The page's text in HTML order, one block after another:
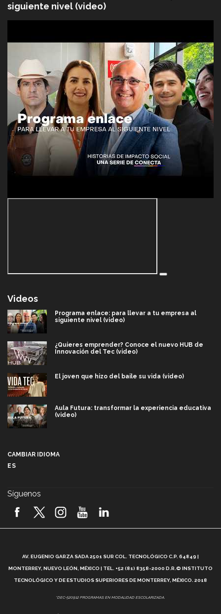
siguiente nivel (video)
Videos
Programa enlace: para llevar a tu empresa al
siguiente nivel (video)
¿Quieres emprender? Conoce el nuevo HUB de
Innovación del Tec (video)
El joven que hizo del baile su vida (video)
Aula Futura: transformar la experiencia educativa
(video)
2026! (video)
¿Cómo es el Modelo Educativo Tec? (video)
Vida Tec: Feminismo e Inteligencia Artificial, Paola
CAMBIAR IDIOMA
ES
Síguenos
AV. EUGENIO GARZA SADA 2501 SUR COL. TECNOLÓGICO C.P. 64849 |
MONTERREY, NUEVO LEÓN, MÉXICO | TEL. +52 (81) 8358-2000 D.R.© INSTITUTO
TECNOLÓGICO Y DE ESTUDIOS SUPERIORES DE MONTERREY, MÉXICO. 2018
*DEC-520912 PROGRAMAS EN MODALIDAD ESCOLARIZADA.